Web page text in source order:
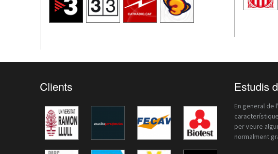
Clients Estudis
En general
per veure
normalment